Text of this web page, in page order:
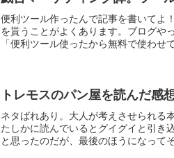
便利ツール作ったんで記事を書いてよ
を貰うことがよくあります。ブログや
「便利ツール使ったから無料で使わ
トレモスのパン屋を読んだ感
ネタばれあり。大人が考えさせられる
たしかに読んでいるとグイグイと引き
と思ったのだが、最後のほうになって